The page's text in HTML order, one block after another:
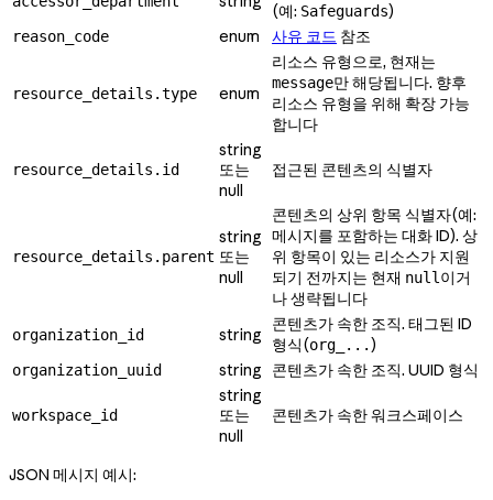
(예: Safeguards)
reason_code enum 사유 코드 참조
resource_details.type enum
리소스 유형으로, 현재는
message만 해당됩니다. 향후
리소스 유형을 위해 확장 가능
합니다
resource_details.id
string
또는
null
접근된 콘텐츠의 식별자
resource_details.parent
string
또는
null
콘텐츠의 상위 항목 식별자(예:
메시지를 포함하는 대화 ID). 상
위 항목이 있는 리소스가 지원
되기 전까지는 현재 null 이거
나 생략됩니다
organization_id string
콘텐츠가 속한 조직. 태그된 ID
형식(org_...)
organization_uuid string 콘텐츠가 속한 조직. UUID 형식
workspace_id
string
또는
null
콘텐츠가 속한 워크스페이스
JSON 메시지 예시: